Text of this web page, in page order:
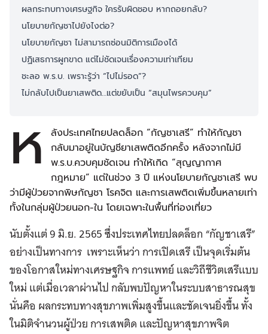
ผลกระทบทางเศรษฐกิจ ใครรับผิดชอบ หากถอยกลับ?
นโยบายกัญชาไปยังไงต่อ?
นโยบายกัญชา ไม่สามารถซ่อนมิติการเมืองได้
ปฏิเสธการผูกขาด แต่ไม่ชัดเจนเรื่องความเท่าเทียม
ชะลอ พ.ร.บ. เพราะรู้ว่า “ไปไม่รอด”?
ไม่กลับไปเป็นยาเสพติด…แต่ขยับเป็น “สมุนไพรควบคุม”
ห
ลังประเทศไทยปลดล็อก “กัญชาเสรี” ทำให้กัญชา
กลับมาอยู่ในบัญชียาเสพติดอีกครั้ง หลังจากไม่มี
พ.ร.บ.ควบคุมชัดเจน ทำให้เกิด “สุญญากาศ
กฎหมาย” แต่ในช่วง 3 ปี แห่งนโยบายกัญชาเสรี พบ
ว่ามีผู้ป่วยจากพิษกัญชา โรคจิต และการเสพติดเพิ่มขึ้นหลายเท่า
ทั้งในกลุ่มผู้ป่วยนอก-ใน โดยเฉพาะในพื้นที่ท่องเที่ยว
นับตั้งแต่ 9 มิ.ย. 2565 ซึ่งประเทศไทยปลดล็อก “กัญชาเสรี”
อย่างเป็นทางการ เพราะเห็นว่า การเปิดเสรี เป็นจุดเริ่มต้น
ของโอกาสใหม่ทางเศรษฐกิจ การแพทย์ และวิถีชีวิตเสรีแบบ
ใหม่ แต่เมื่อเวลาผ่านไป กลับพบปัญหาในระบบสาธารณสุข
นั่นคือ ผลกระทบทางสุขภาพเพิ่มสูงขึ้นและชัดเจนยิ่งขึ้น ทั้ง
ในมิติจำนวนผู้ป่วย การเสพติด และปัญหาสุขภาพจิต